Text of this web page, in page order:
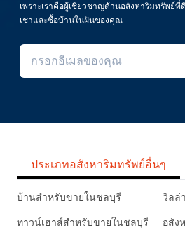
เพราะเราคือผู้เชี่ยวชาญด้านอสังหาริมทรัพย์
เช่าและซื้อบ้านในฝันของคุณ
ประเภทอสังหาริมทรัพย์อื่นๆ
บ้านสำหรับขายในชลบุรี วิลล่
ทาวน์เฮาส์สำหรับขายในชลบุรี
อสัง